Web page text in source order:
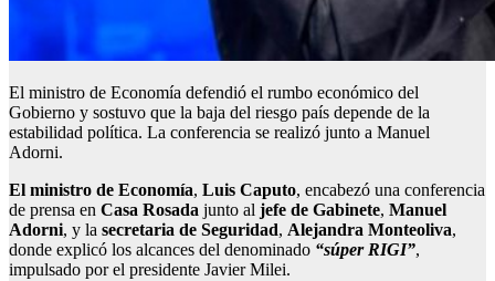
El ministro de Economía defendió el rumbo económico del
Gobierno y sostuvo que la baja del riesgo país depende de la
estabilidad política. La conferencia se realizó junto a Manuel
Adorni.
El ministro de Economía, Luis Caputo, encabezó una conferencia
de prensa en Casa Rosada junto al jefe de Gabinete, Manuel
Adorni, y la secretaria de Seguridad, Alejandra Monteoliva,
donde explicó los alcances del denominado “súper RIGI”,
impulsado por el presidente Javier Milei.